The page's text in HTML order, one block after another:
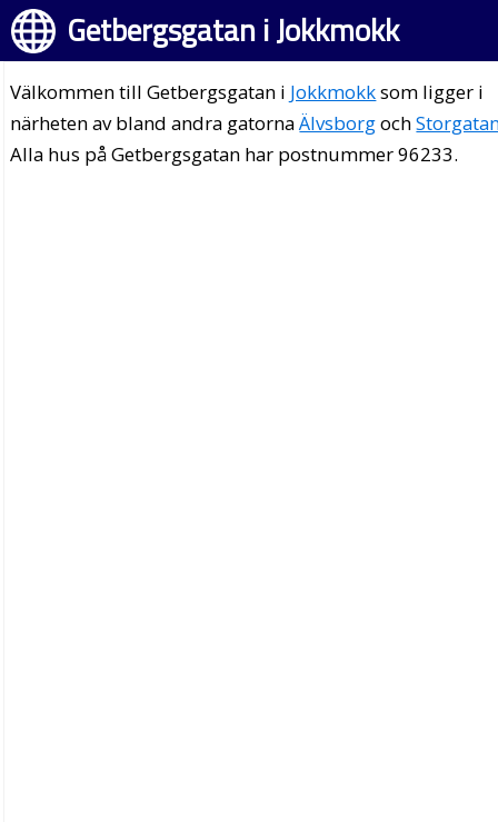
Getbergsgatan i Jokkmokk
Välkommen till Getbergsgatan i Jokkmokksom ligger i
närheten av bland andra gatornaÄlvsborgoch
Alla hus på Getbergsgatan har postnummer 96233.